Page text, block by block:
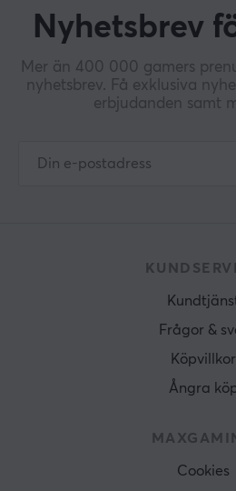
Nyhetsbrev
Mer än 400 000 gamers
nyhetsbrev. Få exklusiva
erbjudanden samt
Frågor &
Köpvillkor
Ångra
Cookies